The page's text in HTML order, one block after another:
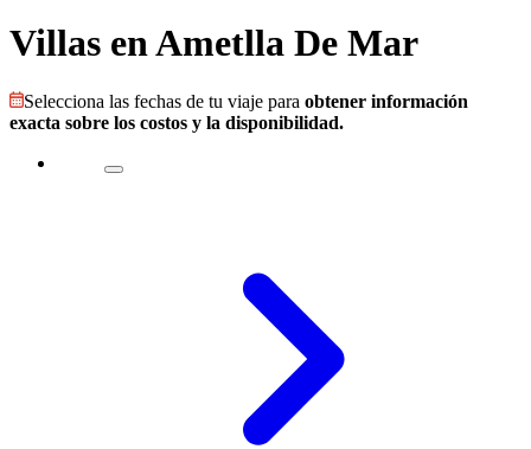
Villas en Ametlla De Mar
Selecciona las fechas de tu viaje para obtener información
exacta sobre los costos y la disponibilidad.